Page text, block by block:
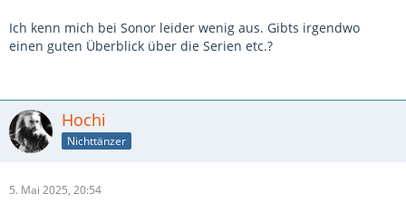
Ich kenn mich bei Sonor leider wenig aus. Gibts irgendwo
einen guten Überblick über die Serien etc.?
Hochi
Nichttänzer
5. Mai 2025, 20:54